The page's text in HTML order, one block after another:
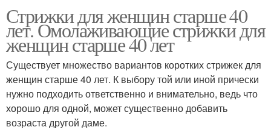
Стрижки для женщин старше 40
лет. Омолаживающие стрижки для
женщин старше 40 лет
Существует множество вариантов коротких стрижек для
женщин старше 40 лет. К выбору той или иной прически
нужно подходить ответственно и внимательно, ведь что
хорошо для одной, может существенно добавить
возраста другой даме.